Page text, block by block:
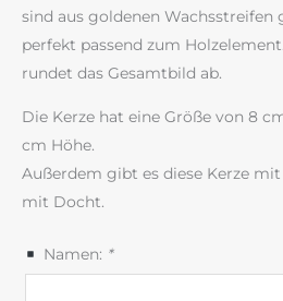
sind aus goldenen Wachsstreifen
perfekt passend zum
rundet das Gesamtbild ab.
Die Kerze hat eine Größe von 8
cm Höhe.
Außerdem gibt es diese Kerze
mit Docht.
Namen: *